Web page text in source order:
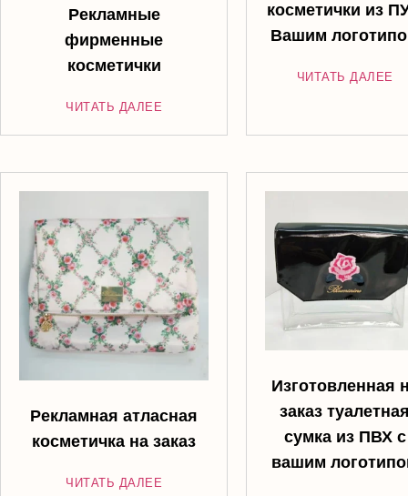
Рекламные
фирменные
косметички
ЧИТАТЬ ДАЛЕЕ
косметички из
Вашим
ЧИТАТЬ ДАЛЕЕ
Рекламная атласная
косметичка на заказ
ЧИТАТЬ ДАЛЕЕ
Изготовленная
заказ
сумка из ПВХ с
вашим